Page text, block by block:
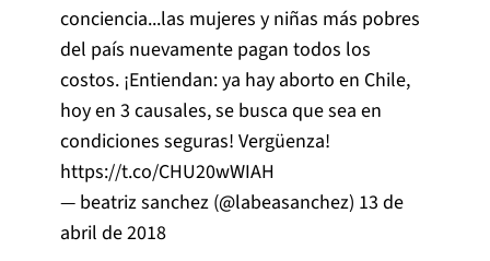
conciencia...las mujeres y niñas más pobres
del país nuevamente pagan todos los
costos. ¡Entiendan: ya hay aborto en Chile,
hoy en 3 causales, se busca que sea en
condiciones seguras! Vergüenza!
https://t.co/CHU20wWIAH
— beatriz sanchez (@labeasanchez) 13 de
abril de 2018